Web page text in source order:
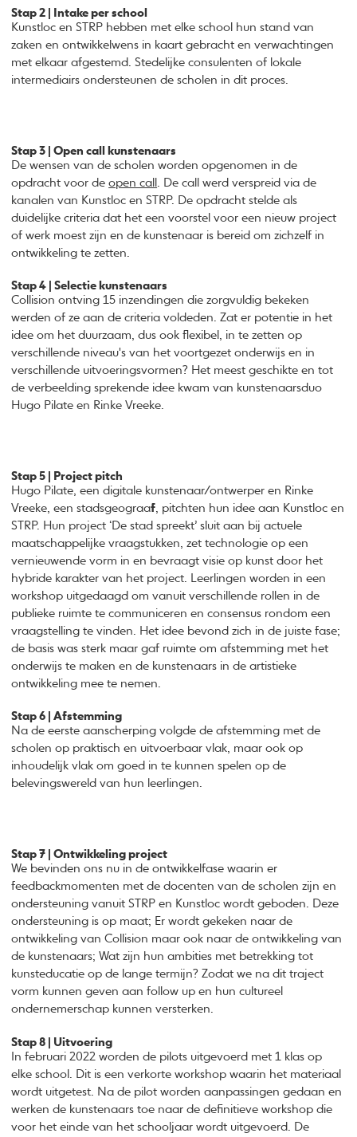
Stap 2 | Intake per school
Kunstloc en STRP hebben met elke school hun stand van
zaken en ontwikkelwens in kaart gebracht en verwachtingen
met elkaar afgestemd. Stedelijke consulenten of lokale
intermediairs ondersteunen de scholen in dit proces.
Stap 3 | Open call kunstenaars
De wensen van de scholen worden opgenomen in de
opdracht voor deopen call
. De call werd verspreid via de
kanalen van Kunstloc en STRP. De opdracht stelde als
duidelijke criteria dat het een voorstel voor een nieuw project
of werk moest zijn en de kunstenaar is bereid om zichzelf in
ontwikkeling te zetten.
Stap 4 | Selectie kunstenaars
Collision ontving 15 inzendingen die zorgvuldig bekeken
werden of ze aan de criteria voldeden. Zat er potentie in het
idee om het duurzaam, dus ook flexibel, in te zetten op
verschillende niveau's van het voortgezet onderwijs en in
verschillende uitvoeringsvormen? Het meest geschikte en tot
de verbeelding sprekende idee kwam van kunstenaarsduo
Hugo Pilate en Rinke Vreeke.
Stap 5 | Project pitch
Hugo Pilate, een digitale kunstenaar/ontwerper en Rinke
Vreeke, een stadsgeograaf , pitchten hun idee aan Kunstloc en
STRP. Hun project ‘De stad spreekt’ sluit aan bij actuele
maatschappelijke vraagstukken, zet technologie op een
vernieuwende vorm in en bevraagt visie op kunst door het
hybride karakter van het project. Leerlingen worden in een
workshop uitgedaagd om vanuit verschillende rollen in de
publieke ruimte te communiceren en consensus rondom een
vraagstelling te vinden. Het idee bevond zich in de juiste fase;
de basis was sterk maar gaf ruimte om afstemming met het
onderwijs te maken en de kunstenaars in de artistieke
ontwikkeling mee te nemen.
Stap 6 | Afstemming
Na de eerste aanscherping volgde de afstemming met de
scholen op praktisch en uitvoerbaar vlak, maar ook op
inhoudelijk vlak om goed in te kunnen spelen op de
belevingswereld van hun leerlingen.
Stap 7 | Ontwikkeling project
We bevinden ons nu in de ontwikkelfase waarin er
feedbackmomenten met de docenten van de scholen zijn en
ondersteuning vanuit STRP en Kunstloc wordt geboden. Deze
ondersteuning is op maat; Er wordt gekeken naar de
ontwikkeling van Collision maar ook naar de ontwikkeling van
de kunstenaars; Wat zijn hun ambities met betrekking tot
kunsteducatie op de lange termijn? Zodat we na dit traject
vorm kunnen geven aan follow up en hun cultureel
ondernemerschap kunnen versterken.
Stap 8 | Uitvoering
In februari 2022 worden de pilots uitgevoerd met 1 klas op
elke school. Dit is een verkorte workshop waarin het materiaal
wordt uitgetest. Na de pilot worden aanpassingen gedaan en
werken de kunstenaars toe naar de definitieve workshop die
voor het einde van het schooljaar wordt uitgevoerd. De